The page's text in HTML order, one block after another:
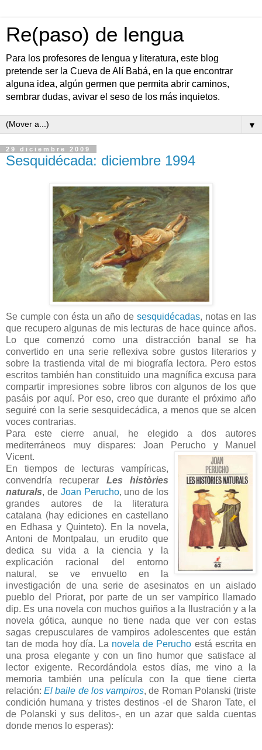
Re(paso) de lengua
Para los profesores de lengua y literatura, este blog
pretende ser la Cueva de Alí Babá, en la que encontrar
alguna idea, algún germen que permita abrir caminos,
sembrar dudas, avivar el seso de los más inquietos.
▼
29 diciembre 2009
Sesquidécada: diciembre 1994
Se cumple con ésta un año de sesquidécadas, notas en las
que recupero algunas de mis lecturas de hace quince años.
Lo que comenzó como una distracción banal se ha
convertido en una serie reflexiva sobre gustos literarios y
sobre la trastienda vital de mi biografía lectora. Pero estos
escritos también han constituido una magnífica excusa para
compartir impresiones sobre libros con algunos de los que
pasáis por aquí. Por eso, creo que durante el próximo año
seguiré con la serie sesquidecádica, a menos que se alcen
voces contrarias.
Para este cierre anual, he elegido a dos autores
mediterráneos muy dispares: Joan Perucho y Manuel
Vicent.
En tiempos de lecturas vampíricas,
convendría recuperar Les històries
naturals, de Joan Perucho, uno de los
grandes autores de la literatura
catalana (hay ediciones en castellano
en Edhasa y Quinteto). En la novela,
Antoni de Montpalau, un erudito que
dedica su vida a la ciencia y la
explicación racional del entorno
natural, se ve envuelto en la
investigación de una serie de asesinatos en un aislado
pueblo del Priorat, por parte de un ser vampírico llamado
dip. Es una novela con muchos guiños a la Ilustración y a la
novela gótica, aunque no tiene nada que ver con estas
sagas crepusculares de vampiros adolescentes que están
tan de moda hoy día. La novela de Perucho está escrita en
una prosa elegante y con un fino humor que satisface al
lector exigente. Recordándola estos días, me vino a la
memoria también una película con la que tiene cierta
relación:El baile de los vampiros, de Roman Polanski (triste
condición humana y tristes destinos -el de Sharon Tate, el
de Polanski y sus delitos-, en un azar que salda cuentas
donde menos lo esperas):